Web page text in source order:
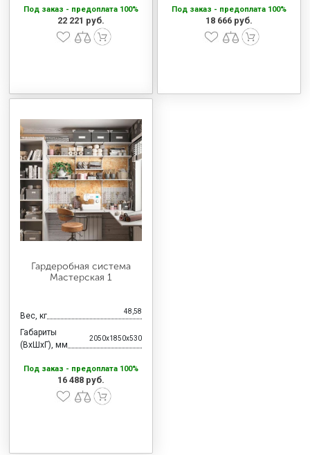
Под заказ - предоплата 100%
22 221 руб.
Под заказ - предоплата 100%
18 666 руб.
Гардеробная система
Мастерская 1
Вес, кг 48,58
Габариты
(ВхШхГ), мм
2050x1850x530
Под заказ - предоплата 100%
16 488 руб.